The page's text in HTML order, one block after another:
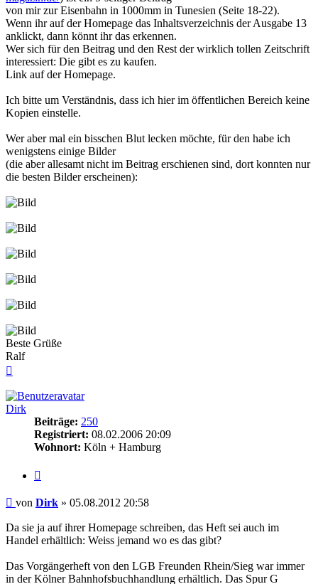
von mir zur Eisenbahn in 1000mm in Tunesien (Seite 18-22).
Wenn ihr auf der Homepage das Inhaltsverzeichnis der Ausgabe 13
anklickt, dann könnt ihr das erkennen.
Wer sich für den Beitrag und den Rest der wirklich tollen Zeitschrift
interessiert: Die gibt es zu kaufen.
Link auf der Homepage.
Ich bitte um Verständnis, dass ich hier im öffentlichen Bereich keine
Kopien einstelle.
Wer aber mal ein bisschen Blut lecken möchte, für den habe ich
wenigstens einige Bilder
(die aber allesamt nicht im Beitrag erschienen sind, dort konnten nur
die besten Bilder erscheinen):
Beste Grüße
Ralf
Dirk
Beiträge: 250
Registriert: 08.02.2006 20:09
Wohnort: Köln + Hamburg
Beitrag
von Dirk » 05.08.2012 20:58
Da sie ja auf ihrer Homepage schreiben, das Heft sei auch im
Handel erhältlich: Weiss jemand wo es das gibt?
Das Vorgängerheft von den LGB Freunden Rhein/Sieg war immer
in der Kölner Bahnhofsbuchhandlung erhältlich. Das Spur G